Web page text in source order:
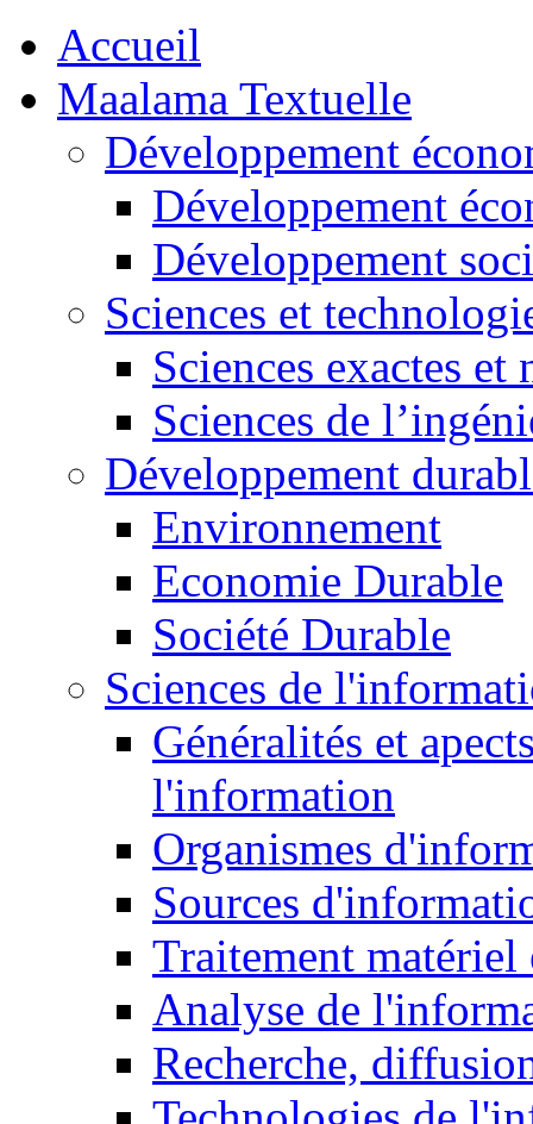
Accueil
Maalama Textuelle
Développement
Développement
Développement
Sciences et
Sciences exactes et
Sciences de
Développement
Environnement
Economie Durable
Société Durable
Sciences de
Généralités et
l'information
Organismes
Sources
Traitement matériel
Analyse de
Recherche,